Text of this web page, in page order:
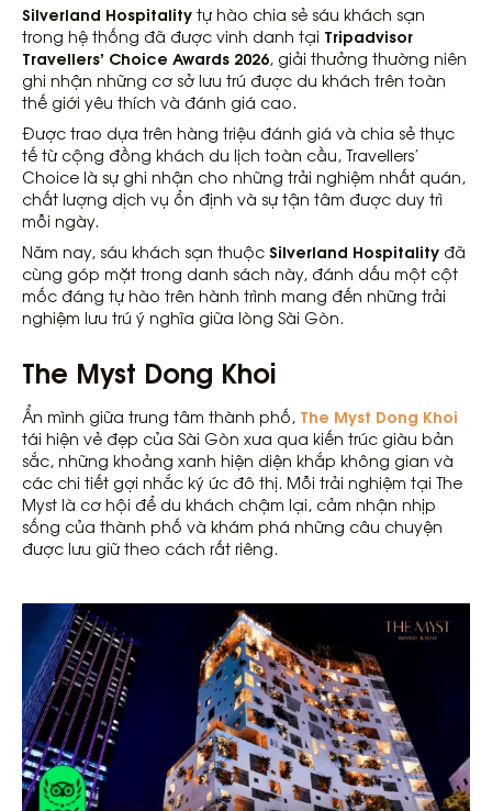
Silverland Hospitality tự hào chia sẻ sáu khách sạn
trong hệ thống đã được vinh danh tại Tripadvisor
Travellers’ Choice Awards 2026, giải thưởng thường niên
ghi nhận những cơ sở lưu trú được du khách trên toàn
thế giới yêu thích và đánh giá cao.
Được trao dựa trên hàng triệu đánh giá và chia sẻ thực
tế từ cộng đồng khách du lịch toàn cầu, Travellers’
Choice là sự ghi nhận cho những trải nghiệm nhất quán,
chất lượng dịch vụ ổn định và sự tận tâm được duy trì
mỗi ngày.
Năm nay, sáu khách sạn thuộc Silverland Hospitality đã
cùng góp mặt trong danh sách này, đánh dấu một cột
mốc đáng tự hào trên hành trình mang đến những trải
nghiệm lưu trú ý nghĩa giữa lòng Sài Gòn.
The Myst Dong Khoi
Ẩn mình giữa trung tâm thành phố, The Myst Dong Khoi
tái hiện vẻ đẹp của Sài Gòn xưa qua kiến trúc giàu bản
sắc, những khoảng xanh hiện diện khắp không gian và
các chi tiết gợi nhắc ký ức đô thị. Mỗi trải nghiệm tại The
Myst là cơ hội để du khách chậm lại, cảm nhận nhịp
sống của thành phố và khám phá những câu chuyện
được lưu giữ theo cách rất riêng.